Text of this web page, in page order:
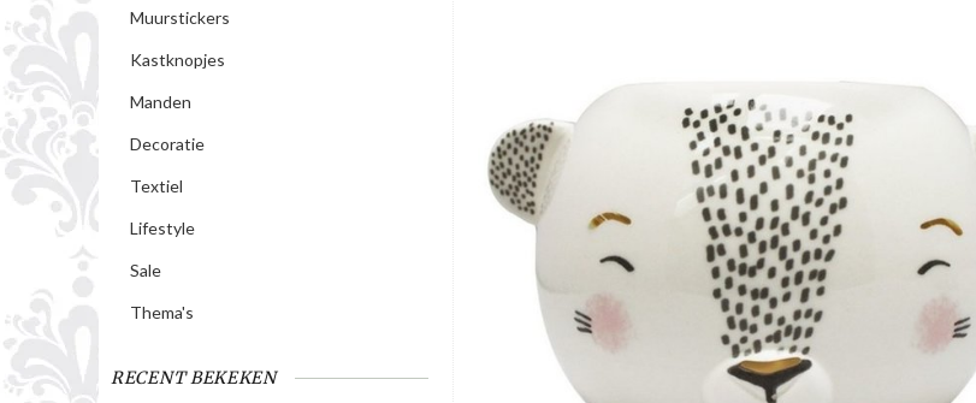
Muurstickers
Kastknopjes
Manden
Decoratie
Textiel
Lifestyle
Sale
Thema's
RECENT BEKEKEN